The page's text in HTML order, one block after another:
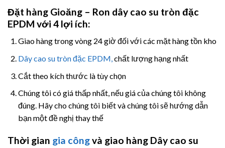
Đặt hàng Gioăng – Ron dây cao su tròn đặc
EPDM với 4 lợi ích:
Giao hàng trong vòng 24 giờ đối với các mặt hàng tồn kho
Dây cao su tròn đặc EPDM,chất lượng hạng nhất
Cắt theo kích thước là tùy chọn
Chúng tôi có giá thấp nhất, nếu giá của chúng tôi không
đúng. Hãy cho chúng tôi biết và chúng tôi sẽ hướng dẫn
bạn một đề nghị thay thế
Thời gian gia côngvà giao hàng Dây cao su